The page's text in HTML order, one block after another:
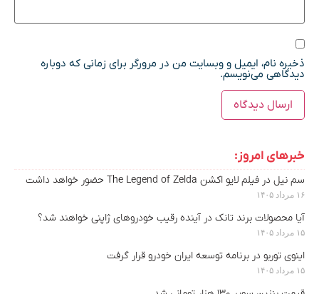
ذخیره نام، ایمیل و وبسایت من در مرورگر برای زمانی که دوباره
دیدگاهی می‌نویسم.
خبرهای امروز:
سم نیل در فیلم لایو اکشن The Legend of Zelda حضور خواهد داشت
۱۶ مرداد ۱۴۰۵
آیا محصولات برند تانک در آینده رقیب خودروهای ژاپنی خواهند شد؟
۱۵ مرداد ۱۴۰۵
اینوی توربو در برنامه توسعه ایران خودرو قرار گرفت
۱۵ مرداد ۱۴۰۵